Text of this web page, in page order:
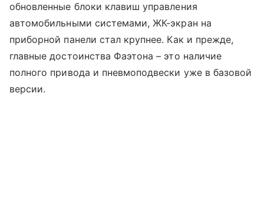
обновленные блоки клавиш управления
автомобильными системами, ЖК-экран на
приборной панели стал крупнее. Как и прежде,
главные достоинства Фаэтона – это наличие
полного привода и пневмоподвески уже в базовой
версии.